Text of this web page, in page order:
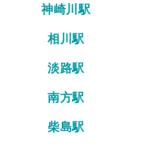
神崎川駅
相川駅
淡路駅
南方駅
柴島駅